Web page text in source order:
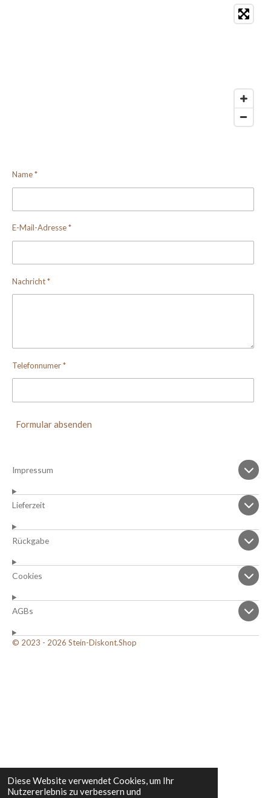
Diese Website verwendet Cookies, um Ihr
Nutzererlebnis zu verbessern und
Name *
E-Mail-Adresse *
Nachricht *
Telefonnumer *
Formular absenden
Impressum
Lieferzeit
Rückgabe
Cookies
AGBs
© 2023 - 2026 Stein-Diskont.Shop